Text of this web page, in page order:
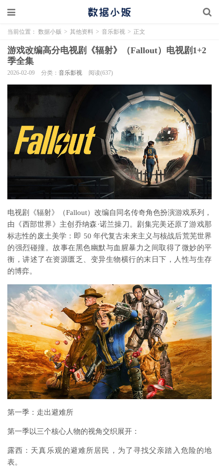
当前位置： 数据小贩 > 其他资料 > 音乐影视 > 正文
游戏改编高分电视剧《辐射》（Fallout）电视剧1+2
季全集
2026-02-09 分类： 音乐影视 阅读(637)
电视剧《辐射》（Fallout）改编自同名传奇角色扮演游戏系列，
由《西部世界》主创乔纳森·诺兰操刀。剧集完美还原了游戏那
标志性的废土美学：即 50 年代复古未来主义与核战后荒芜世界
的强烈碰撞。故事在黑色幽默与血腥暴力之间取得了微妙的平
衡，讲述了在资源匮乏、变异生物横行的末日下，人性与生存
的博弈。
第一季：走出避难所
第一季以三个核心人物的视角交织展开：
露西：天真乐观的避难所居民，为了寻找父亲踏入危险的地
表。